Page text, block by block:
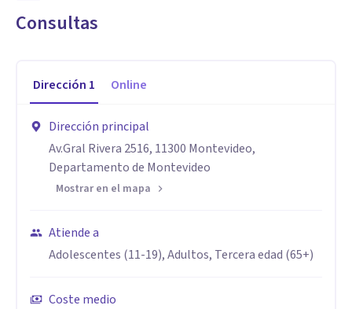
*Licenciado en Psicólogia
*Diploma en gestión de Proyectos
*Currículum universal de tratamiento de adición OEA ,
CICAD, UNAM.
Especialidad
Consultas
Dirección 1 Online
Dirección principal
Av.Gral Rivera 2516, 11300 Montevideo,
Departamento de Montevideo
Mostrar en el mapa
Atiende a
Adolescentes (11-19), Adultos, Tercera edad (65+)
Coste medio